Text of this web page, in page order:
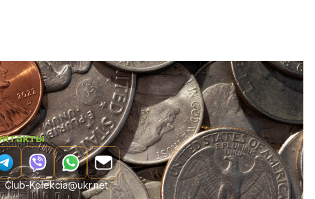
Club-Kolekcia@ukr.net